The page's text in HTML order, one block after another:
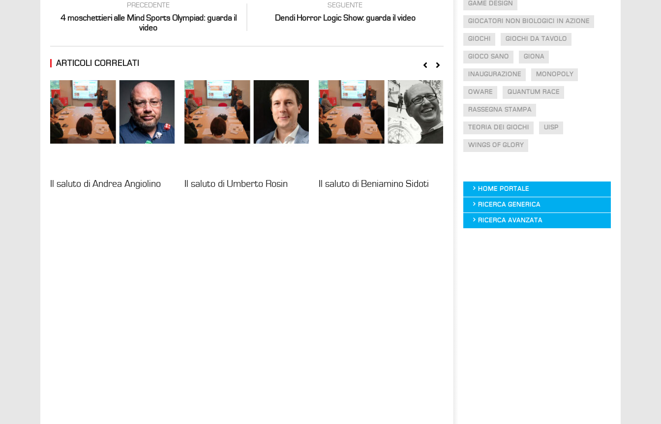
PRECEDENTE
4 moschettieri alle Mind Sports Olympiad: guarda il
video
SEGUENTE
Dendi Horror Logic Show: guarda il video
ARTICOLI CORRELATI
Il saluto di Andrea Angiolino Il saluto di Umberto Rosin Il saluto di Beniamino Sidoti
GAME DESIGN
GIOCATORI NON BIOLOGICI IN AZIONE
GIOCHI GIOCHI DA TAVOLO
GIOCO SANO GIONA
INAUGURAZIONE MONOPOLY
OWARE QUANTUM RACE
RASSEGNA STAMPA
TEORIA DEI GIOCHI UISP
WINGS OF GLORY
HOME PORTALE
RICERCA GENERICA
RICERCA AVANZATA